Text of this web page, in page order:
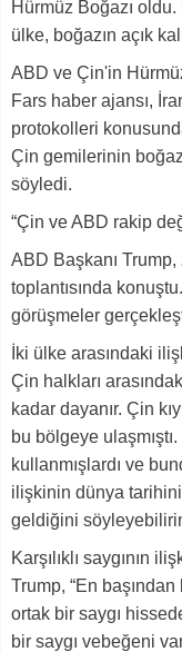
Hürmüz Boğazı
ülke, boğazın açık
ABD ve Çin'in
Fars haber ajansı,
protokolleri
Çin gemilerinin
söyledi.
“Çin ve ABD rakip
ABD Başkanı Trump,
toplantısında
görüşmeler
İki ülke arasındaki
Çin halkları
kadar dayanır. Çin
bu bölgeye
kullanmışlardı ve
ilişkinin dünya
geldiğini
Karşılıklı saygının
Trump, “En başından
ortak bir saygı
bir saygı vebeğeni